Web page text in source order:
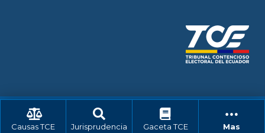
Causas TCE Jurisprudencia Gaceta TCE Mas